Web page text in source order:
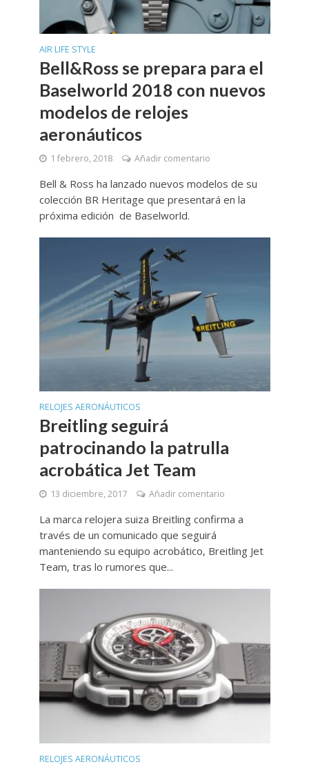
AIR LIFE STYLE
Bell&Ross se prepara para el
Baselworld 2018 con nuevos
modelos de relojes
aeronáuticos
1 febrero, 2018 Añadir comentario
Bell & Ross ha lanzado nuevos modelos de su
colección BR Heritage que presentará en la
próxima edición de Baselworld.
RELOJES AERONÁUTICOS
Breitling seguirá
patrocinando la patrulla
acrobática Jet Team
13 diciembre, 2017 Añadir comentario
La marca relojera suiza Breitling confirma a
través de un comunicado que seguirá
manteniendo su equipo acrobático, Breitling Jet
Team, tras lo rumores que...
RELOJES AERONÁUTICOS